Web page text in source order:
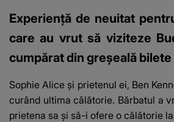
Experiență de neuitat
care au vrut să viziteze
cumpărat din greșeală
Sophie Alice și prietenul ei, Ben
curând ultima călătorie. Bărbatul a
prietena sa și să-i ofere o călătorie